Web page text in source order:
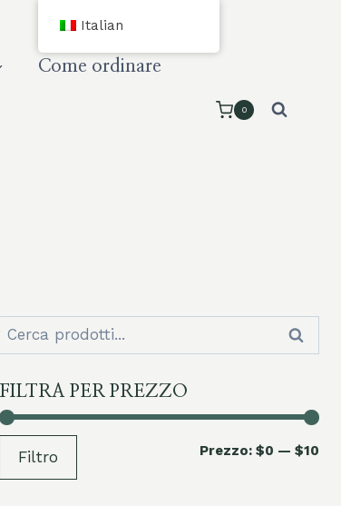
Come ordinare
0
Cerca: Cerca
FILTRA PER PREZZO
Filtro Prezzo: $0 — $10
Italian